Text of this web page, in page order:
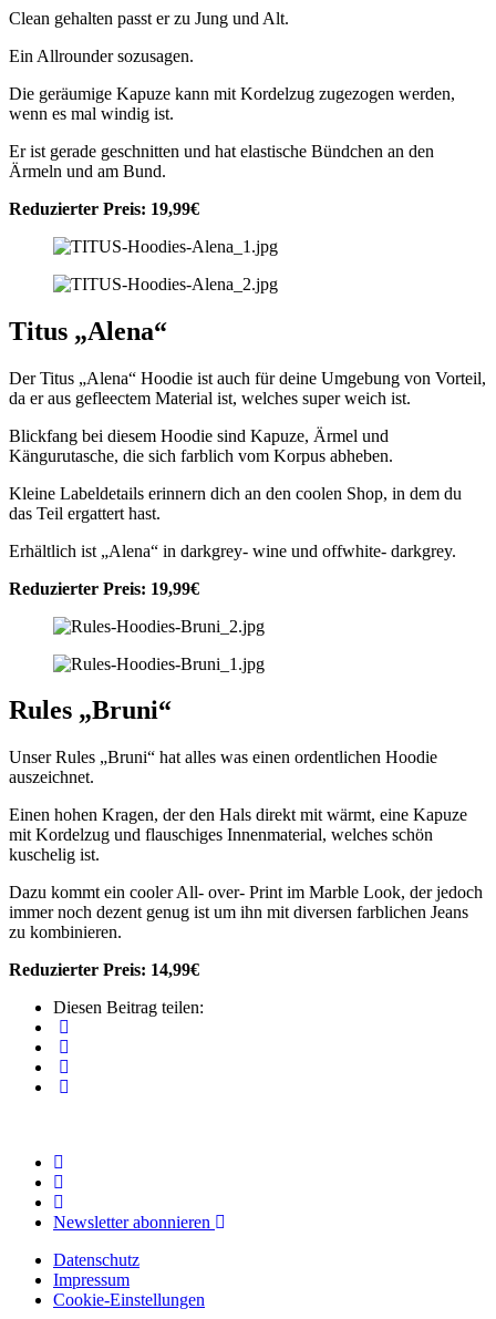
Clean gehalten passt er zu Jung und Alt.
Ein Allrounder sozusagen.
Die geräumige Kapuze kann mit Kordelzug zugezogen werden,
wenn es mal windig ist.
Er ist gerade geschnitten und hat elastische Bündchen an den
Ärmeln und am Bund.
Reduzierter Preis: 19,99€
Titus „Alena“
Der Titus „Alena“ Hoodie ist auch für deine Umgebung von Vorteil,
da er aus gefleectem Material ist, welches super weich ist.
Blickfang bei diesem Hoodie sind Kapuze, Ärmel und
Kängurutasche, die sich farblich vom Korpus abheben.
Kleine Labeldetails erinnern dich an den coolen Shop, in dem du
das Teil ergattert hast.
Erhältlich ist „Alena“ in darkgrey- wine und offwhite- darkgrey.
Reduzierter Preis: 19,99€
Rules „Bruni“
Unser Rules „Bruni“ hat alles was einen ordentlichen Hoodie
auszeichnet.
Einen hohen Kragen, der den Hals direkt mit wärmt, eine Kapuze
mit Kordelzug und flauschiges Innenmaterial, welches schön
kuschelig ist.
Dazu kommt ein cooler All- over- Print im Marble Look, der jedoch
immer noch dezent genug ist um ihn mit diversen farblichen Jeans
zu kombinieren.
Reduzierter Preis: 14,99€
Diesen Beitrag teilen:
Newsletter abonnieren
Datenschutz
Impressum
Cookie-Einstellungen